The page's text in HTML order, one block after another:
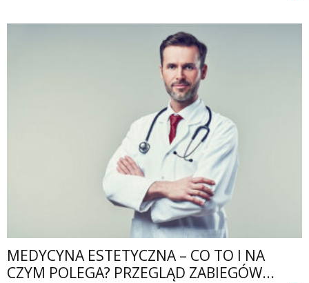
MEDYCYNA ESTETYCZNA – CO TO I NA
CZYM POLEGA? PRZEGLĄD ZABIEGÓW...